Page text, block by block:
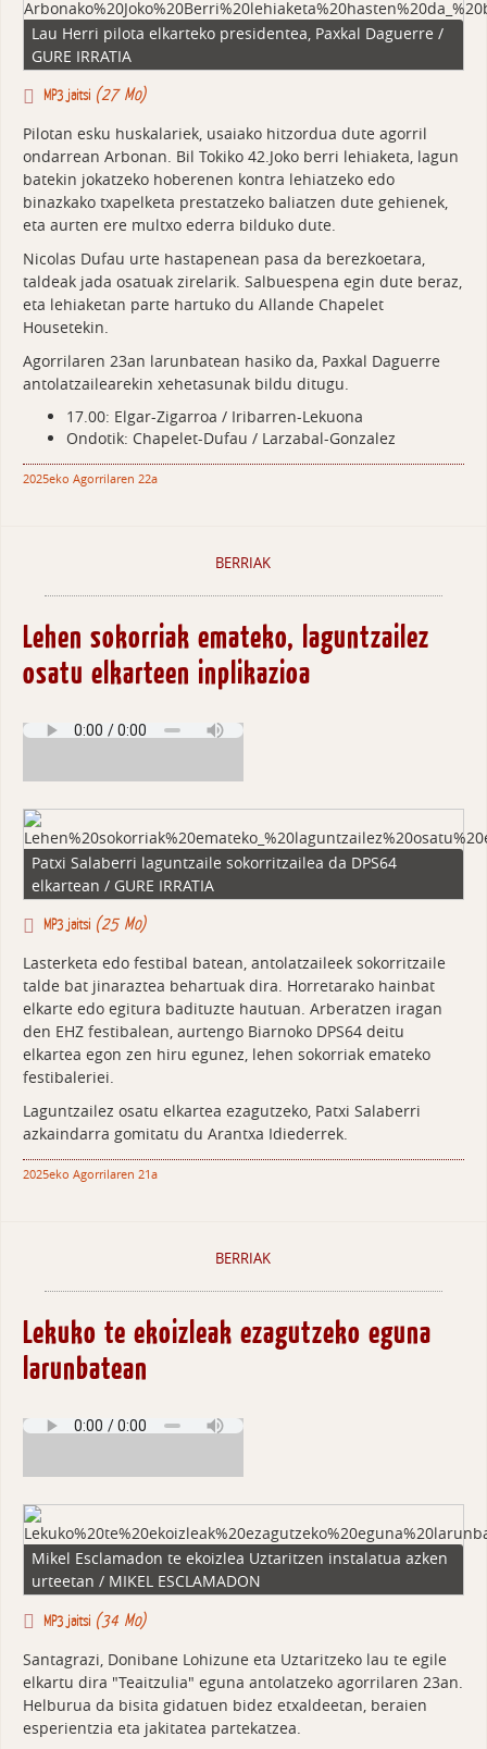
Lau Herri pilota elkarteko presidentea, Paxkal Daguerre /
GURE IRRATIA
MP3 jaitsi (27 Mo)
Pilotan esku huskalariek, usaiako hitzordua dute agorril
ondarrean Arbonan. Bil Tokiko 42.Joko berri lehiaketa, lagun
batekin jokatzeko hoberenen kontra lehiatzeko edo
binazkako txapelketa prestatzeko baliatzen dute gehienek,
eta aurten ere multxo ederra bilduko dute.
Nicolas Dufau urte hastapenean pasa da berezkoetara,
taldeak jada osatuak zirelarik. Salbuespena egin dute beraz,
eta lehiaketan parte hartuko du Allande Chapelet
Housetekin.
Agorrilaren 23an larunbatean hasiko da, Paxkal Daguerre
antolatzailearekin xehetasunak bildu ditugu.
17.00: Elgar-Zigarroa / Iribarren-Lekuona
Ondotik: Chapelet-Dufau / Larzabal-Gonzalez
2025eko Agorrilaren 22a
BERRIAK
Lehen sokorriak emateko, laguntzailez
osatu elkarteen inplikazioa
Patxi Salaberri laguntzaile sokorritzailea da DPS64
elkartean / GURE IRRATIA
MP3 jaitsi (25 Mo)
Lasterketa edo festibal batean, antolatzaileek sokorritzaile
talde bat jinaraztea behartuak dira. Horretarako hainbat
elkarte edo egitura badituzte hautuan. Arberatzen iragan
den EHZ festibalean, aurtengo Biarnoko DPS64 deitu
elkartea egon zen hiru egunez, lehen sokorriak emateko
festibaleriei.
Laguntzailez osatu elkartea ezagutzeko, Patxi Salaberri
azkaindarra gomitatu du Arantxa Idiederrek.
2025eko Agorrilaren 21a
BERRIAK
Lekuko te ekoizleak ezagutzeko eguna
larunbatean
Mikel Esclamadon te ekoizlea Uztaritzen instalatua azken
urteetan / MIKEL ESCLAMADON
MP3 jaitsi (34 Mo)
Santagrazi, Donibane Lohizune eta Uztaritzeko lau te egile
elkartu dira "Teaitzulia" eguna antolatzeko agorrilaren 23an.
Helburua da bisita gidatuen bidez etxaldeetan, beraien
esperientzia eta jakitatea partekatzea.